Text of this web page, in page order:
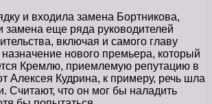
и входила замена Бортникова,
замена еще ряда руководителей
включая и самого главу
нового премьера, который
Кремлю, приемлемую репутацию в
Алексея Кудрина, к примеру, речь шла
Считают, что он мог бы наладить